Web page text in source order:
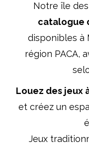
Notre île
catalogue
disponibles à
région PACA,
Louez des jeux
et créez un
Jeux